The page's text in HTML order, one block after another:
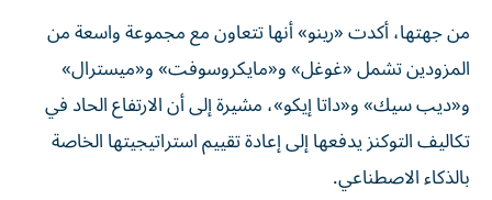
من جهتها، أكدت «رينو» أنها تتعاون مع مجموعة واسعة من
المزودين تشمل «غوغل» و«مايكروسوفت» و«ميسترال»
و«ديب سيك» و«داتا إيكو»، مشيرة إلى أن الارتفاع الحاد في
تكاليف التوكنز يدفعها إلى إعادة تقييم استراتيجيتها الخاصة
بالذكاء الاصطناعي.